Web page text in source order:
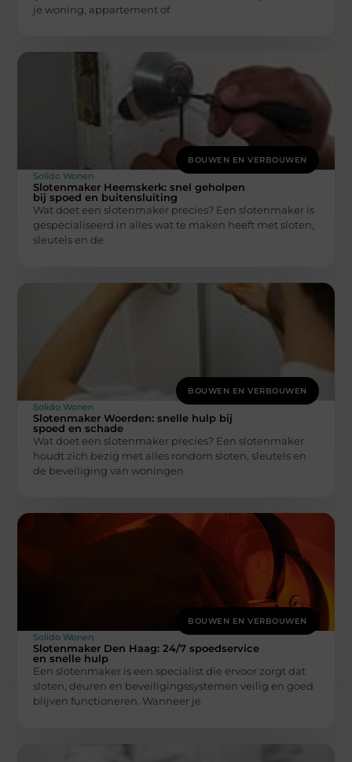
je woning, appartement of
BOUWEN EN VERBOUWEN
Solido Wonen
Slotenmaker Heemskerk: snel geholpen
bij spoed en buitensluiting
Wat doet een slotenmaker precies? Een slotenmaker is
gespecialiseerd in alles wat te maken heeft met sloten,
sleutels en de
BOUWEN EN VERBOUWEN
Solido Wonen
Slotenmaker Woerden: snelle hulp bij
spoed en schade
Wat doet een slotenmaker precies? Een slotenmaker
houdt zich bezig met alles rondom sloten, sleutels en
de beveiliging van woningen
BOUWEN EN VERBOUWEN
Solido Wonen
Slotenmaker Den Haag: 24/7 spoedservice
en snelle hulp
Een slotenmaker is een specialist die ervoor zorgt dat
sloten, deuren en beveiligingssystemen veilig en goed
blijven functioneren. Wanneer je